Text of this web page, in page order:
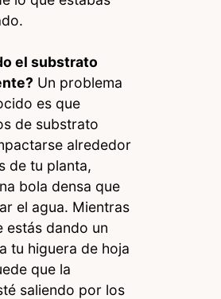
el substrato
Un problema
es que
de substrato
alrededor
de tu planta,
bola densa que
el agua. Mientras
estás dando un
tu higuera de hoja
que la
saliendo por los